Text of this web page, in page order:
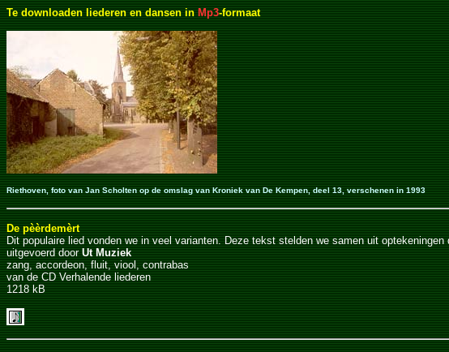
Te downloaden liederen en dansen inMp3-formaat
Riethoven, foto van Jan Scholten op de omslag van Kroniek van De Kempen, deel 13, verschenen in 1993
De pèèrdemèrt
Dit populaire lied vonden we in veel varianten. Deze tekst stelden we samen uit
uitgevoerd doorUt Muziek
zang, accordeon, fluit, viool, contrabas
van de CD Verhalende liederen
1218 kB